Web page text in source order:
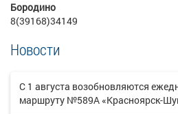
Бородино
8(39168)34149
Новости
С 1 августа возобновляются
маршруту №589А «Красноярск-